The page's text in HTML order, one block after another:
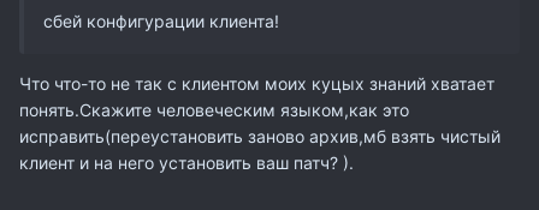
сбей конфигурации клиента!
Что что-то не так с клиентом моих куцых знаний хватает
понять.Скажите человеческим языком,как это
исправить(переустановить заново архив,мб взять чистый
клиент и на него установить ваш патч? ).